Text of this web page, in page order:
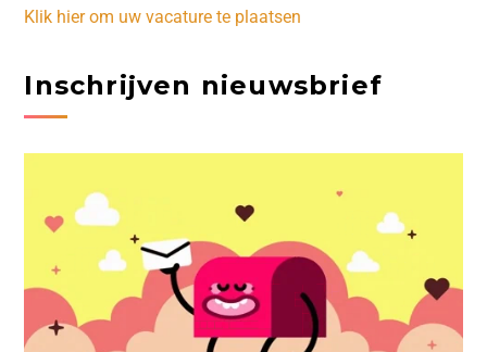
Klik hier om uw vacature te plaatsen
Inschrijven nieuwsbrief